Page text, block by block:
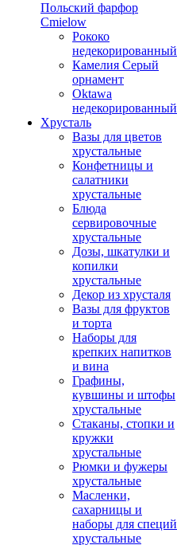
Польский фарфор
Сmielow
Рококо
недекорированный
Камелия Серый
орнамент
Oktawa
недекорированный
Хрусталь
Вазы для цветов
хрустальные
Конфетницы и
салатники
хрустальные
Блюда
сервировочные
хрустальные
Дозы, шкатулки и
копилки
хрустальные
Декор из хрусталя
Вазы для фруктов
и торта
Наборы для
крепких напитков
и вина
Графины,
кувшины и штофы
хрустальные
Стаканы, стопки и
кружки
хрустальные
Рюмки и фужеры
хрустальные
Масленки,
сахарницы и
наборы для специй
хрустальные